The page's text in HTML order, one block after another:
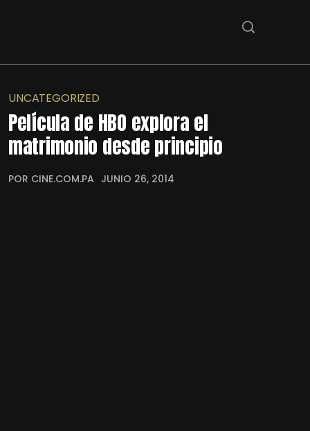
UNCATEGORIZED
Película de HBO explora el
matrimonio desde principio
POR CINE.COM.PA JUNIO 26, 2014